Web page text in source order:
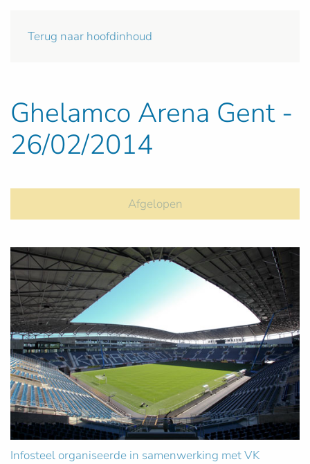
Terug naar hoofdinhoud
Ghelamco Arena Gent -
26/02/2014
Afgelopen
Infosteel organiseerde in samenwerking met VK